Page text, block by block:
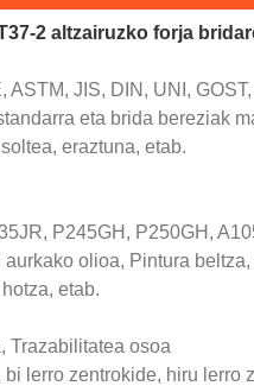
2 altzairuzko forja
ASTM, JIS, DIN, UNI,
eta brida bereziak
eraztuna, etab.
P245GH, P250GH,
olioa, Pintura
etab.
Trazabilitatea osoa
lerro zentrokide, hiru lerro